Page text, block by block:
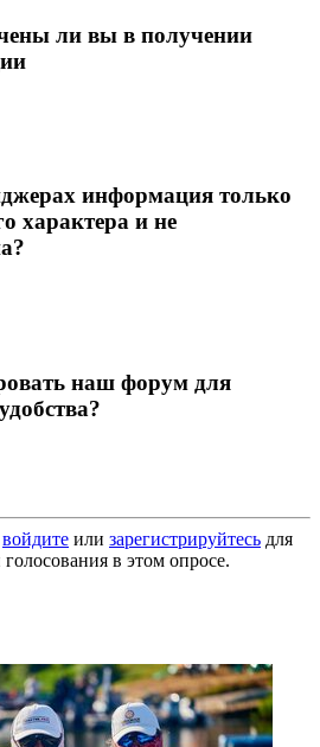
ли вы в получении
информация только
характера и не
наш форум для
войдите или зарегистрируйтесь для
в этом опросе.